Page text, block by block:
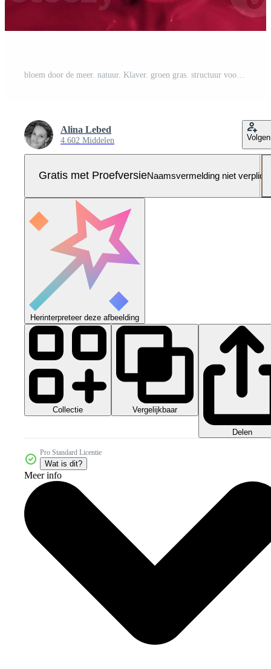
Alina Lebed
4.602 Middelen Volgen
Gratis met ProefversieNaamsvermelding niet verplicht
Herinterpreteer deze afbeelding
Collectie Vergelijkbaar
Delen
Pro Standard Licentie
Wat is dit?
Meer info